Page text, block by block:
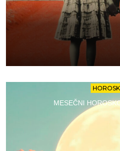
MESEČNI